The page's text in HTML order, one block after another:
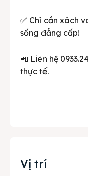
✅ Chỉ cần xách
sống đẳng cấp!
📲 Liên hệ
thực tế.
Vị trí